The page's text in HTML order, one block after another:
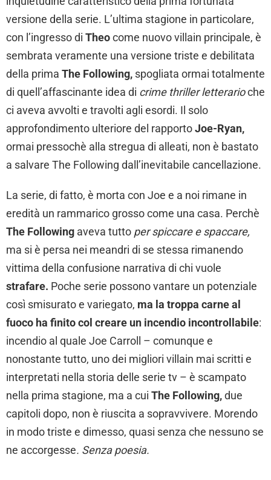
versione della serie. L’ultima stagione in particolare,
con l’ingresso di Theocome nuovo villain principale, è
sembrata veramente una versione triste e debilitata
della prima The Following, spogliata ormai totalmente
di quell’affascinante idea di crime thriller letterarioche
ci aveva avvolti e travolti agli esordi. Il solo
approfondimento ulteriore del rapportoJoe-Ryan,
ormai pressochè alla stregua di alleati, non è bastato
a salvare The Following dall’inevitabile cancellazione.
La serie, di fatto, è morta con Joe e a noi rimane in
eredità un rammarico grosso come una casa. Perchè
The Following aveva tutto per spiccare e spaccare,
ma si è persa nei meandri di se stessa rimanendo
vittima della confusione narrativa di chi vuole
strafare. Poche serie possono vantare un potenziale
così smisurato e variegato, ma la troppa carne al
fuoco ha finito col creare un incendio incontrollabile:
incendio al quale Joe Carroll – comunque e
nonostante tutto, uno dei migliori villain mai scritti e
interpretati nella storia delle serie tv – è scampato
nella prima stagione, ma a cui The Following,due
capitoli dopo, non è riuscita a sopravvivere. Morendo
in modo triste e dimesso, quasi senza che nessuno se
ne accorgesse. Senza poesia.